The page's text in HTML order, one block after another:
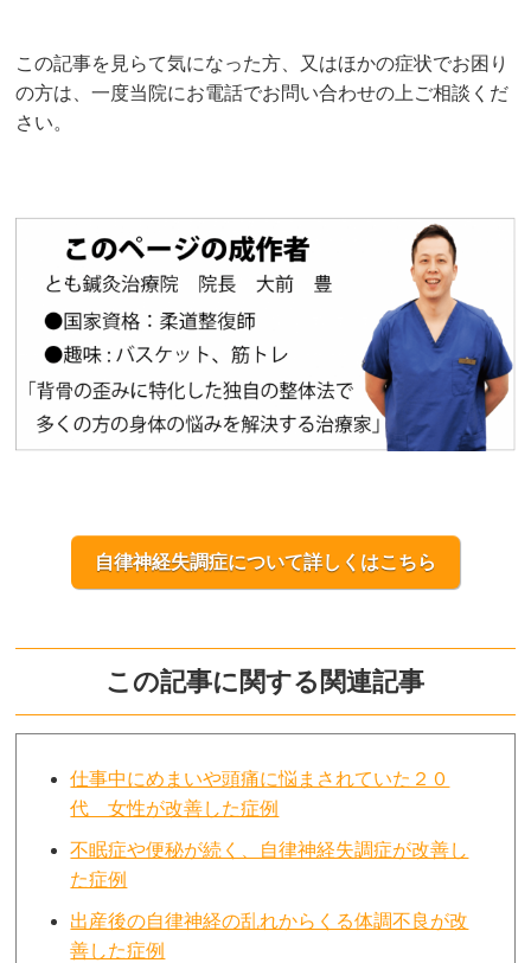
この記事を見らて気になった方、又はほかの症状でお困り
の方は、一度当院にお電話でお問い合わせの上ご相談くだ
さい。
自律神経失調症について詳しくはこちら
この記事に関する関連記事
仕事中にめまいや頭痛に悩まされていた２０
代 女性が改善した症例
不眠症や便秘が続く、自律神経失調症が改善し
た症例
出産後の自律神経の乱れからくる体調不良が改
善した症例